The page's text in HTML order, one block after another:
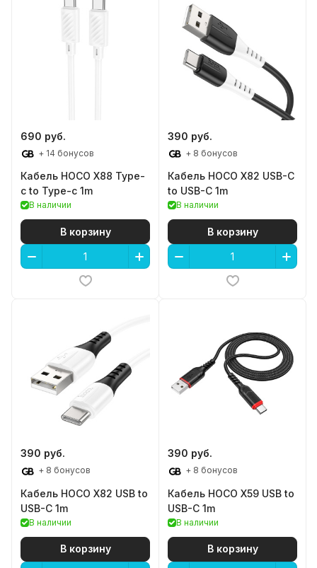
690 руб.
+ 14 бонусов
Кабель HOCO X88 Type-
c to Type-c 1m
В наличии
В корзину
390 руб.
+ 8 бонусов
Кабель HOCO X82 USB-C
to USB-C 1m
В наличии
В корзину
390 руб.
+ 8 бонусов
Кабель HOCO X82 USB to
USB-C 1m
В наличии
В корзину
390 руб.
+ 8 бонусов
Кабель HOCO X59 USB to
USB-C 1m
В наличии
В корзину